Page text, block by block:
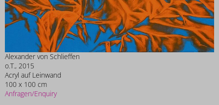
Alexander von Schlieffen
o.T., 2015
Acryl auf Leinwand
100 x 100 cm
Anfragen/Enquiry